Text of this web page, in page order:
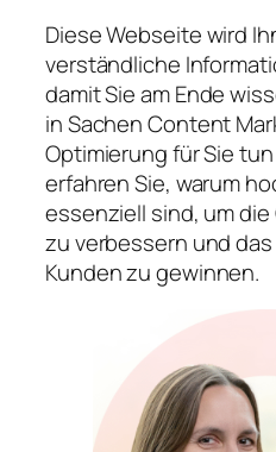
Diese Webseite wird
verständliche
damit Sie am Ende
in Sachen Content
Optimierung für Sie
erfahren Sie, warum
essenziell sind, um
zu verbessern und
Kunden zu gewinnen.